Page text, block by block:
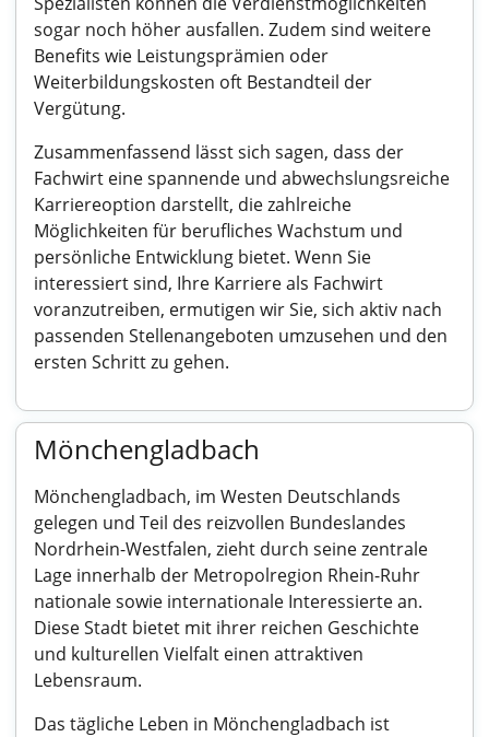
sogar noch höher ausfallen. Zudem sind weitere
Benefits wie Leistungsprämien oder
Weiterbildungskosten oft Bestandteil der
Vergütung.
Zusammenfassend lässt sich sagen, dass der
Fachwirt eine spannende und abwechslungsreiche
Karriereoption darstellt, die zahlreiche
Möglichkeiten für berufliches Wachstum und
persönliche Entwicklung bietet. Wenn Sie
interessiert sind, Ihre Karriere als Fachwirt
voranzutreiben, ermutigen wir Sie, sich aktiv nach
passenden Stellenangeboten umzusehen und den
ersten Schritt zu gehen.
Mönchengladbach
Mönchengladbach, im Westen Deutschlands
gelegen und Teil des reizvollen Bundeslandes
Nordrhein-Westfalen, zieht durch seine zentrale
Lage innerhalb der Metropolregion Rhein-Ruhr
nationale sowie internationale Interessierte an.
Diese Stadt bietet mit ihrer reichen Geschichte
und kulturellen Vielfalt einen attraktiven
Lebensraum.
Das tägliche Leben in Mönchengladbach ist